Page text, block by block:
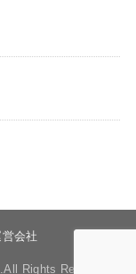
会社
.All Rights Reserved.